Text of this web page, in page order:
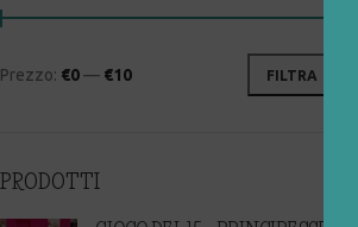
FILTRA
Prezzo: €0— €10
PRODOTTI